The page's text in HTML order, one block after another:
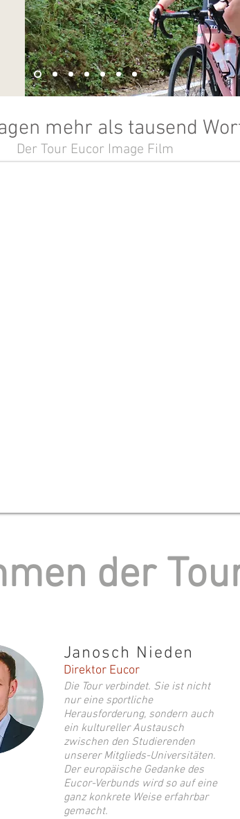
mehr als tausend
Der Tour Eucor Image Film
der
Janosch Nieden
Direktor Eucor
Die Tour verbindet. Sie ist nicht
nur eine sportliche
Herausforderung, sondern auch
ein kultureller Austausch
zwischen den Studierenden
unserer Mitglieds-Universitäten.
Der europäische Gedanke des
Eucor-Verbunds wird so auf eine
ganz konkrete Weise erfahrbar
gemacht.